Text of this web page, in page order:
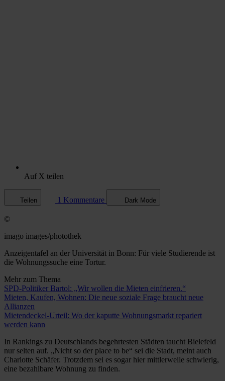
Auf X teilen
Teilen 1 Kommentare Dark Mode
©
imago images/photothek
Anzeigentafel an der Universität in Bonn: Für viele Studierende ist
die Wohnungssuche eine Tortur.
Mehr zum Thema
SPD-Politiker Bartol: „Wir wollen die Mieten einfrieren.“
Mieten, Kaufen, Wohnen: Die neue soziale Frage braucht neue
Allianzen
Mietendeckel-Urteil: Wo der kaputte Wohnungsmarkt repariert
werden kann
In Rankings zu Deutschlands begehrtesten Städten taucht Bielefeld
nur selten auf. „Nicht so der place to be“ sei die Stadt, meint auch
Charlotte Schäfer. Trotzdem sei es sogar hier mittlerweile schwierig,
eine bezahlbare Wohnung zu finden.